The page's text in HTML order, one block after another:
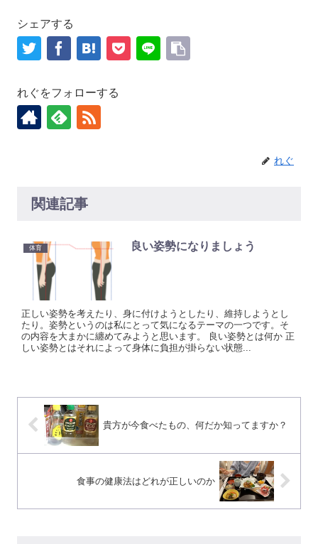
シェアする
れぐをフォローする
れぐ
関連記事
体育 良い姿勢になりましょう
正しい姿勢を考えたり、身に付けようとしたり、維持しようとし
たり。姿勢というのは私にとって気になるテーマの一つです。そ
の内容を大まかに纏めてみようと思います。 良い姿勢とは何か 正
しい姿勢とはそれによって身体に負担が掛らない状態...
貴方が今食べたもの、何だか知ってますか？
食事の健康法はどれが正しいのか